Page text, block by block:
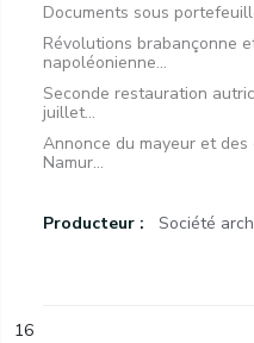
Documents sous
Révolutions brabançonne
napoléonienne...
Seconde restauration
juillet...
Annonce du mayeur et
Namur...
Producteur : Société
16